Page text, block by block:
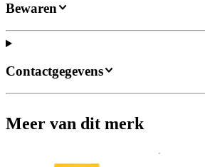
Bewaren
Contactgegevens
Meer van dit merk